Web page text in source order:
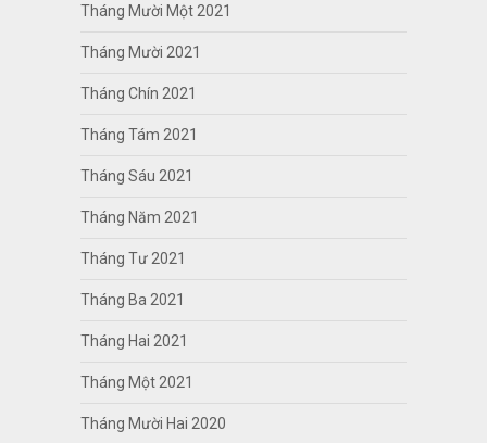
Tháng Mười Một 2021
Tháng Mười 2021
Tháng Chín 2021
Tháng Tám 2021
Tháng Sáu 2021
Tháng Năm 2021
Tháng Tư 2021
Tháng Ba 2021
Tháng Hai 2021
Tháng Một 2021
Tháng Mười Hai 2020